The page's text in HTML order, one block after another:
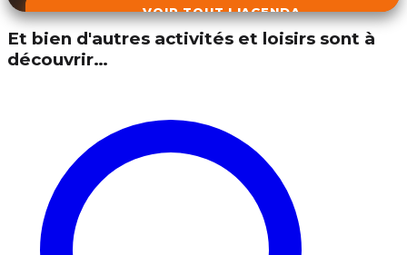
VOIR TOUT L'AGENDA
Et bien d'autres activités et loisirs sont à
découvrir…